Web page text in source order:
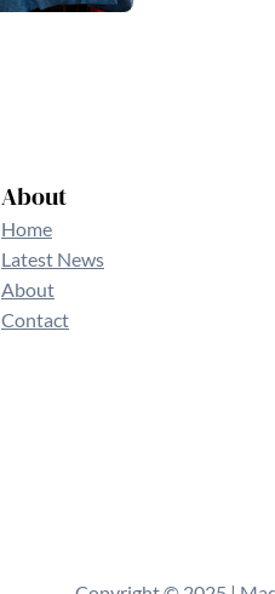
About
Home
Latest News
About
Contact